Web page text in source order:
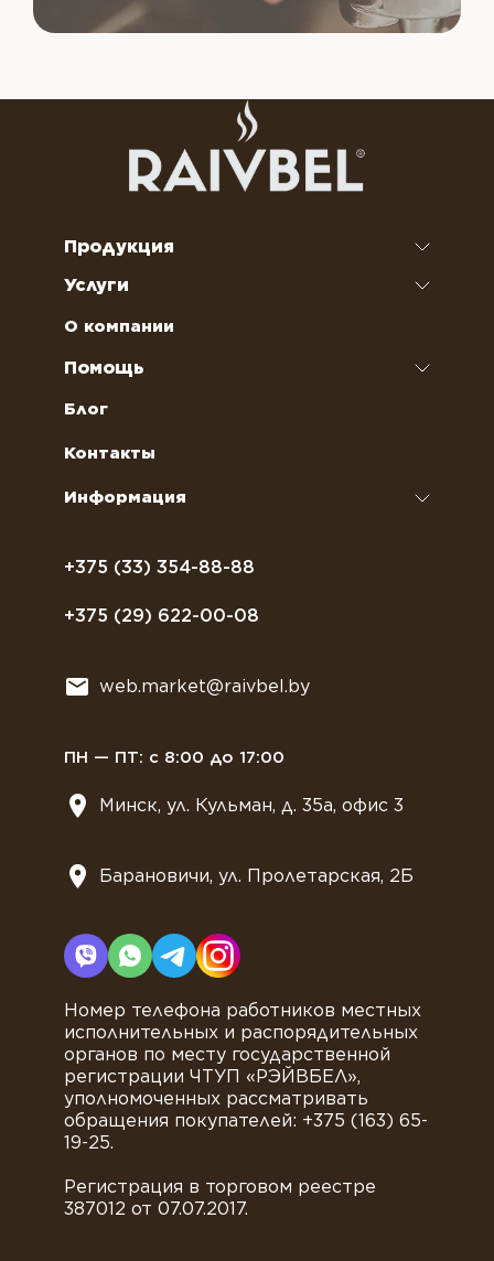
+375 (33) 354-88-88
+375 (29) 622-00-08
web.market@raivbel.by
ПН — ПТ: с 8:00 до 17:00
Минск, ул. Кульман, д. 35а, офис 3
Барановичи, ул. Пролетарская, 2Б
Номер телефона работников местных
исполнительных и распорядительных
органов по месту государственной
регистрации ЧТУП «РЭЙВБЕЛ»,
уполномоченных рассматривать
обращения покупателей: +375 (163) 65-
19-25.
Регистрация в торговом реестре
387012 от 07.07.2017.
Продукция
Кофе
Чай
Наполнители для вендинговых автоматов
Кофейное оборудование
Услуги
Аренда кофемашин
Ремонт кофемашин и кофеварок
Обслуживание профессиональных
Курсы бариста
О компании
Помощь
Как оформить заказ
Условия доставки
Блог
Контакты
Информация
Договор оферты